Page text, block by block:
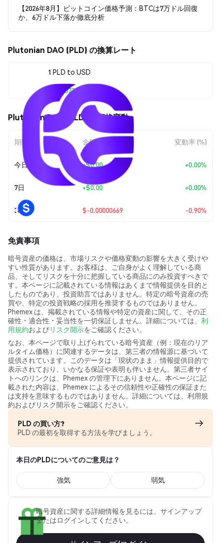
【2026年8月】ビットコイン価格予測：BTCは7万ドル回復
か、6万ドル下落か徹底分析
Plutonian DAO (PLD) の換算レート
1 PLD to USD
$0.00073702
Plutonian DAO (PLD) の価格変動
期間 金額変動 変動率 (%)
今日 +$0.00 +0.00%
7日 +$0.00 +0.00%
30日 $-0.00000669 -0.90%
免責事項
暗号資産の価格は、市場リスクや価格変動の影響を大きく受けや
すい性質があります。お客様は、ご自身がよく理解している商
品、そしてリスクを十分に把握している商品にのみ投資すべきで
す。本ページに記載されている情報はあくまで情報提供を目的と
したものであり、投資助言ではありません。特定の暗号資産の売
買や、特定の投資戦略の採用を推奨するものではありません。
Phemex は、掲載されている情報や特定の資産に関して、その正
確性・適合性・妥当性を一切保証しません。詳細については、 利
用規約およびリスク開示をご確認ください。
なお、本ページで取り上げられている暗号資産（例：現在のリア
ルタイム価格）に関連するデータは、第三者の情報源に基づいて
提供されています。このデータは「現状のまま」情報提供目的で
表示されており、いかなる保証や表明も伴いません。第三者サイ
トへのリンクは、Phemex の管理下にありません。本ページに記
載された内容は、Phemex によるその信頼性や正確性の保証また
は支持を意味するものではありません。詳細については、利用規
約およびリスク開示をご確認ください。
PLD の買い方?
PLD の最初を取得する方法を学びましょう。
本日のPLDについてのご意見は？
強気 弱気
暗号資産に関する詳細情報を見るには、サインアップ
またはログインしてください。